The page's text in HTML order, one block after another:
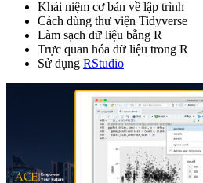
Khái niệm cơ bản về lập trình
Cách dùng thư viện Tidyverse
Làm sạch dữ liệu bằng R
Trực quan hóa dữ liệu trong R
Sử dụng RStudio